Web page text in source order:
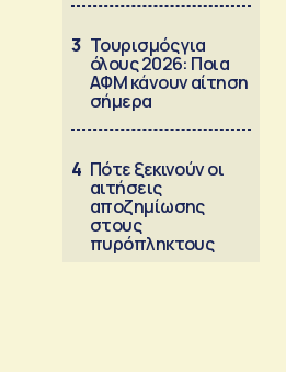
3 Τουρισμός για
όλους 2026: Ποια
ΑΦΜ κάνουν αίτηση
σήμερα
4 Πότε ξεκινούν οι
αιτήσεις
αποζημίωσης
στους
πυρόπληκτους